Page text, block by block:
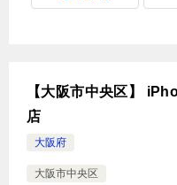
【大阪市中央区】
店
大阪府
大阪市中央区